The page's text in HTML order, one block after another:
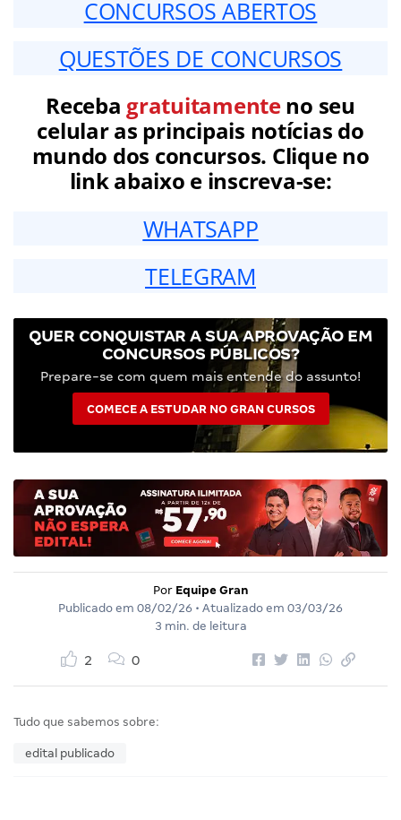
CONCURSOS ABERTOS
QUESTÕES DE CONCURSOS
Receba gratuitamenteno seu
celular as principais notícias do
mundo dos concursos. Clique no
link abaixo e inscreva-se:
WHATSAPP
TELEGRAM
QUER CONQUISTAR A SUA APROVAÇÃO EM
CONCURSOS PÚBLICOS?
Prepare-se com quem mais entende do assunto!
COMECE A ESTUDAR NO GRAN CURSOS
Por Equipe Gran
Publicado em 08/02/26 • Atualizado em 03/03/26
3 min. de leitura
2 0
Tudo que sabemos sobre:
edital publicado